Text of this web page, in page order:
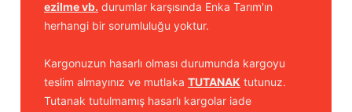
ezilme vb. durumlar karşısında Enka Tarım'ın
herhangi bir sorumluluğu yoktur.
Kargonuzun hasarlı olması durumunda kargoyu
teslim almayınız ve mutlaka TUTANAK tutunuz.
Tutanak tutulmamış hasarlı kargolar iade